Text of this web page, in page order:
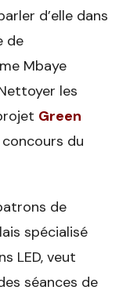
d’elle dans
de
Mbaye
les
Green
du
de
spécialisé
LED, veut
séances de